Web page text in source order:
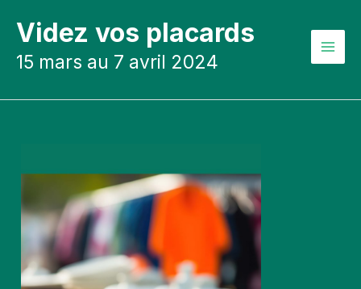
contenu
Videz vos placards
15 mars au 7 avril 2024